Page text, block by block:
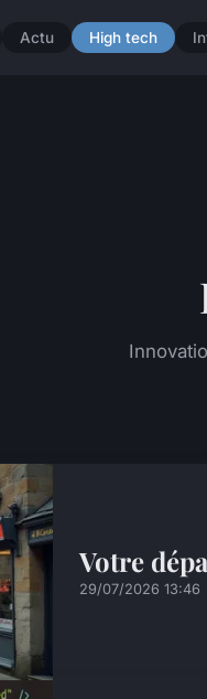
Actu High tech
Votre
29/07/2026 13:46